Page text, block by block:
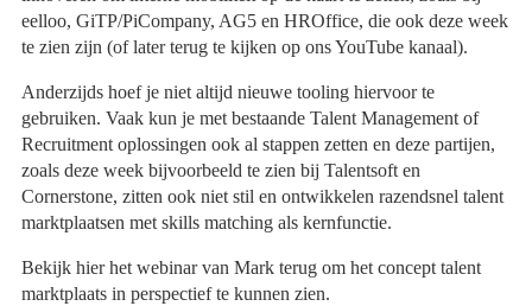
eelloo, GiTP/PiCompany, AG5 en HROffice, die ook deze week
te zien zijn (of later terug te kijken op ons YouTube kanaal).
Anderzijds hoef je niet altijd nieuwe tooling hiervoor te
gebruiken. Vaak kun je met bestaande Talent Management of
Recruitment oplossingen ook al stappen zetten en deze partijen,
zoals deze week bijvoorbeeld te zien bij Talentsoft en
Cornerstone, zitten ook niet stil en ontwikkelen razendsnel talent
marktplaatsen met skills matching als kernfunctie.
Bekijk hier het webinar van Mark terug om het concept talent
marktplaats in perspectief te kunnen zien.